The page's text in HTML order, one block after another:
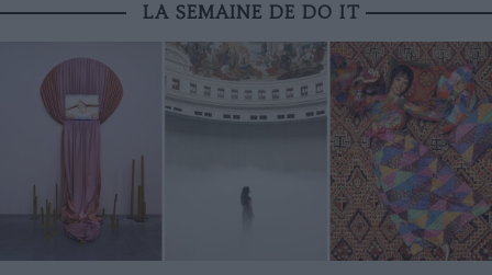
LA SEMAINE DE DO IT